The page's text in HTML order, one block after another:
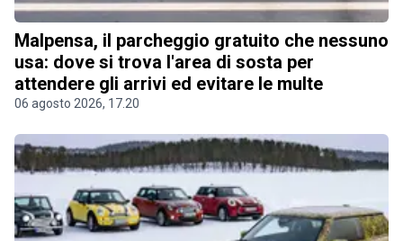
Malpensa, il parcheggio gratuito che nessuno
usa: dove si trova l'area di sosta per
attendere gli arrivi ed evitare le multe
06 agosto 2026, 17.20